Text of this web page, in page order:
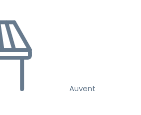
Auvent